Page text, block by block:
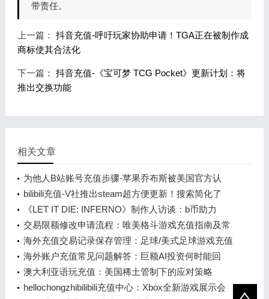
带责任。
上一篇： 抖音充值-呼吁玩家协助申请！TGA正在被制作成
商标使其合法化
下一篇： 抖音充值-《宝可梦 TCG Pocket》更新计划：将
推出交换功能
相关文章
为他人B站账号充值步骤-苹果乔布斯被美国官方认
可！将现身在1美元纪念币上
bilibili充值-V社推出steam超方便更新！搜索简化了
《LET IT DIE: INFERNO》制作人访谈：b币助力
的“认真胡闹”
交易限额修改申请流程：唯美格斗游戏充值指南及常
见问题解答
海外充值交易记录保存管理：足球/美式足球游戏充值
指南
海外账户充值常见问题解答：巨额AI投资何时能回
本？大摩预测2028年
澳大利亚语玩充值：美国稀土管制下的应对策略
hellochongzhibilibili充值中心：Xbox全新游戏展示会